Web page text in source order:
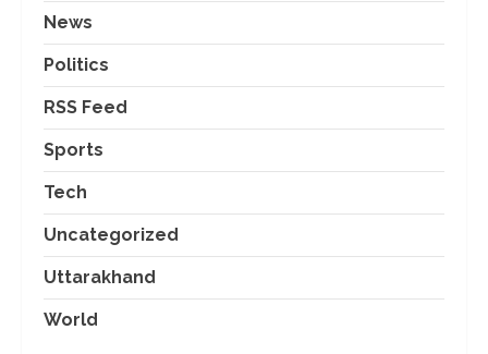
News
Politics
RSS Feed
Sports
Tech
Uncategorized
Uttarakhand
World